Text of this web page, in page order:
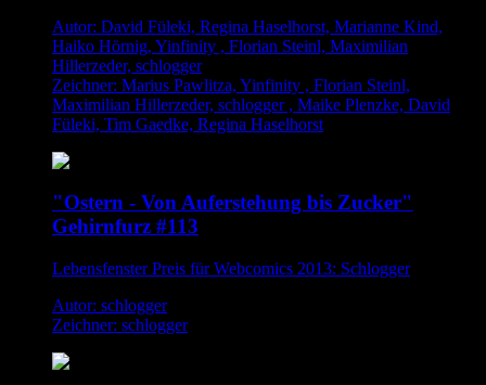
Autor: David Füleki, Regina Haselhorst, Marianne Kind,
Haiko Hörnig, Yinfinity , Florian Steinl, Maximilian
Hillerzeder, schlogger
Zeichner: Marius Pawlitza, Yinfinity , Florian Steinl,
Maximilian Hillerzeder, schlogger , Maike Plenzke, David
Füleki, Tim Gaedke, Regina Haselhorst
"Ostern - Von Auferstehung bis Zucker"
Gehirnfurz #113
Lebensfenster Preis für Webcomics 2013: Schlogger
Autor: schlogger
Zeichner: schlogger